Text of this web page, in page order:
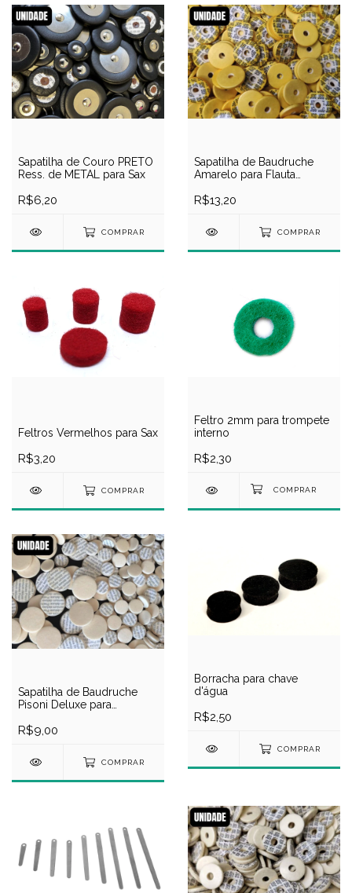
Sapatilha de Couro PRETO
Ress. de METAL para Sax
R$6,20
COMPRAR
Sapatilha de Baudruche
Amarelo para Flauta
R$13,20
COMPRAR
Feltros Vermelhos para Sax
R$3,20
COMPRAR
Feltro 2mm para trompete
interno
R$2,30
Sapatilha de Baudruche
Pisoni Deluxe para
R$9,00
COMPRAR
Borracha para chave
d'água
R$2,50
COMPRAR